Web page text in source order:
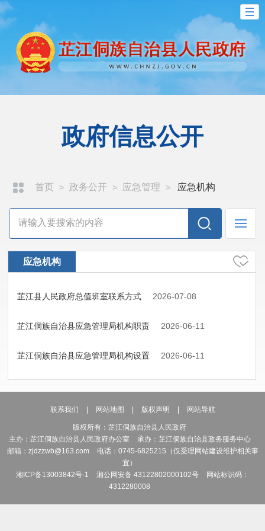
政府信息公开
首页 > 政务公开 > 应急管理 > 应急机构
应急机构
芷江县人民政府总值班室联系方式 2026-07-08
芷江侗族自治县应急管理局机构职责 2026-06-11
芷江侗族自治县应急管理局机构设置 2026-06-11
联系我们 网站地图 版权声明 网站导航
版权所有：芷江侗族自治县人民政府
主办：芷江侗族自治县人民政府办公室
承办：芷江侗族自治县政务服务中心
邮箱：zjdzzwb@163.com
电话：0745-6825215（仅受理网站建设维护相关事
宜）
湘ICP备13003842号-1
湘公网安备 43122802000102号
网站标识码：
4312280008